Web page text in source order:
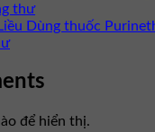
thư
Dùng thuốc
để hiển thị.